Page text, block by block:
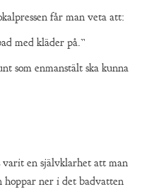
får man veta att:
med kläder på.”
som enmanstält ska kunna
varit en självklarhet att man
hoppar ner i det badvatten